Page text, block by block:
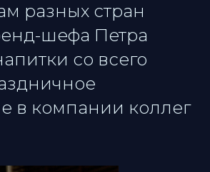
разных стран
шефа Петра
со всего
в компании коллег